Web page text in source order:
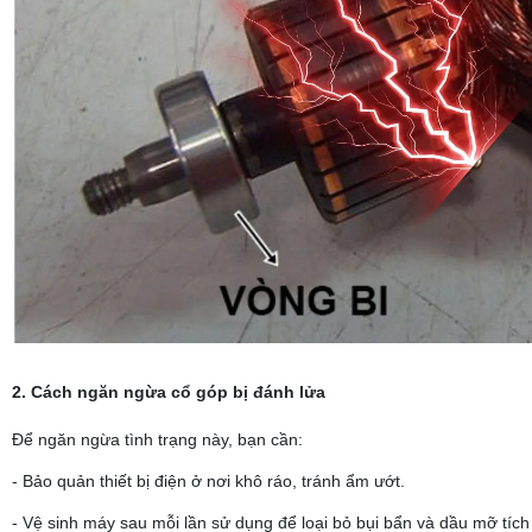
2. Cách ngăn ngừa cổ góp bị đánh lửa
Để ngăn ngừa tình trạng này, bạn cần:
- Bảo quản thiết bị điện ở nơi khô ráo, tránh ẩm ướt.
- Vệ sinh máy sau mỗi lần sử dụng để loại bỏ bụi bẩn và dầu mỡ